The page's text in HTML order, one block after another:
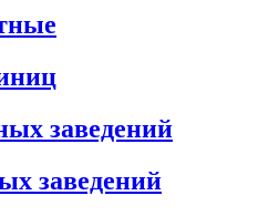
заведений
заведений